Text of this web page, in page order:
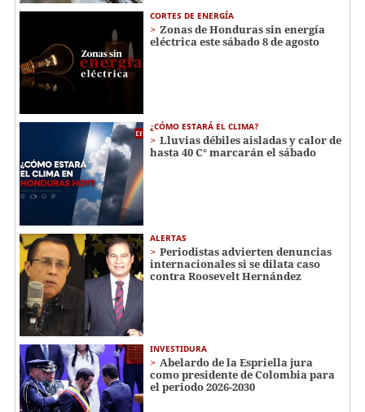
CORTES DE ENERGÍA
Zonas de Honduras sin energía
eléctrica este sábado 8 de agosto
¿CÓMO ESTARÁ EL CLIMA?
Lluvias débiles aisladas y calor de
hasta 40 C° marcarán el sábado
ALERTAS
Periodistas advierten denuncias
internacionales si se dilata caso
contra Roosevelt Hernández
INVESTIDURA
Abelardo de la Espriella jura
como presidente de Colombia para
el periodo 2026-2030